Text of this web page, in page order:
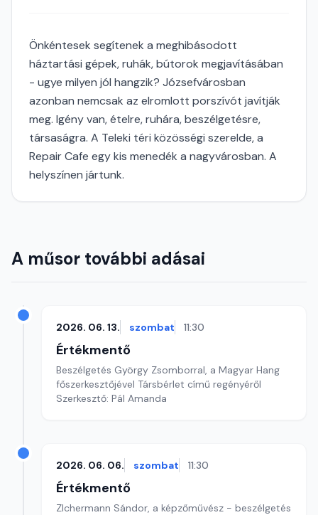
Önkéntesek segítenek a meghibásodott
háztartási gépek, ruhák, bútorok megjavításában
- ugye milyen jól hangzik? Józsefvárosban
azonban nemcsak az elromlott porszívót javítják
meg. Igény van, ételre, ruhára, beszélgetésre,
társaságra. A Teleki téri közösségi szerelde, a
Repair Cafe egy kis menedék a nagyvárosban. A
helyszínen jártunk.
A műsor további adásai
2026. 06. 13. szombat 11:30
Értékmentő
Beszélgetés György Zsomborral, a Magyar Hang
főszerkesztőjével Társbérlet című regényéről
Szerkesztő: Pál Amanda
2026. 06. 06. szombat 11:30
Értékmentő
ZIchermann Sándor, a képzőművész - beszélgetés